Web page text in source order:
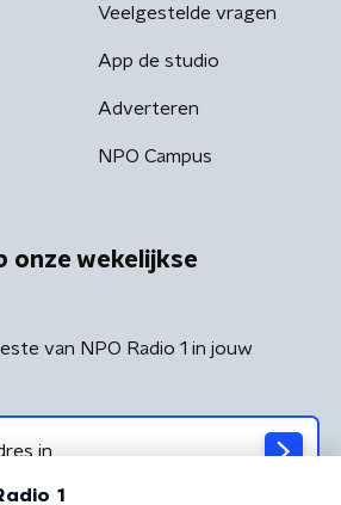
Veelgestelde vragen
App de studio
Adverteren
NPO Campus
onze wekelijkse
van NPO Radio 1 in jouw